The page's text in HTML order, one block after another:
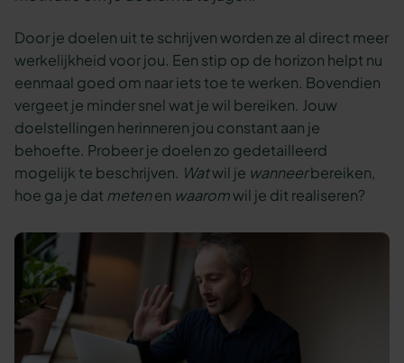
Door je doelen uit te schrijven worden ze al direct meer
werkelijkheid voor jou. Een stip op de horizon helpt nu
eenmaal goed om naar iets toe te werken. Bovendien
vergeet je minder snel wat je wil bereiken. Jouw
doelstellingen herinneren jou constant aan je
behoefte. Probeer je doelen zo gedetailleerd
mogelijk te beschrijven. Watwil je wanneerbereiken,
hoe ga je dat metenen waaromwil je dit realiseren?